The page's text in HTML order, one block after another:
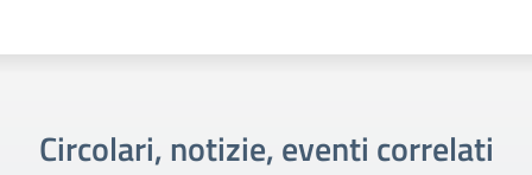
Circolari, notizie, eventi correlati